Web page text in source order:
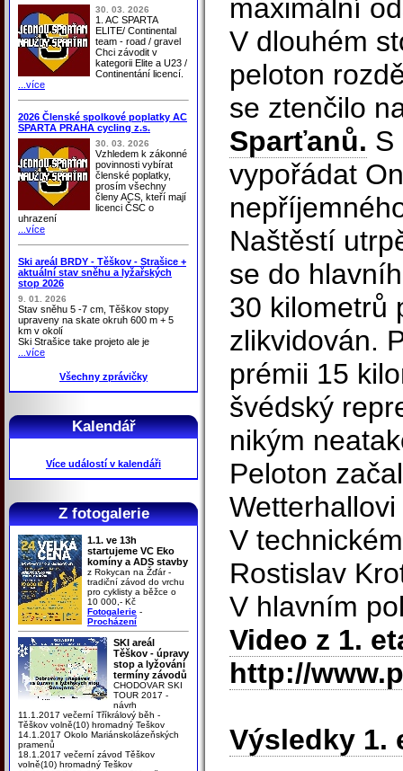
30. 03. 2026
1. AC SPARTA
ELITE/ Continental
team - road / gravel
Chci závodit v
kategorii Elite a U23 /
Continentání licencí.
...více
2026 Členské spolkové poplatky AC
SPARTA PRAHA cycling z.s.
30. 03. 2026
Vzhledem k zákonné
povinnosti vybírat
členské poplatky,
prosím všechny
členy ACS, kteří mají
licenci ČSC o
uhrazení
...více
Ski areál BRDY - Těškov - Strašice +
aktuální stav sněhu a lyžařských
stop 2026
9. 01. 2026
Stav sněhu 5 -7 cm, Těškov stopy
upraveny na skate okruh 600 m + 5
km v okolí
Ski Strašice take projeto ale je
...více
Všechny zprávičky
Kalendář
Více událostí v kalendáři
Z fotogalerie
1.1. ve 13h
startujeme VC Eko
komíny a ADS stavby
z Rokycan na Žďár -
tradiční závod do vrchu
pro cyklisty a běžce o
10 000,- Kč
Fotogalerie -
Procházení
SKI areál
Těškov - úpravy
stop a lyžování
termíny závodů
CHODOVAR SKI
TOUR 2017 -
návrh
11.1.2017 večerní Tříkrálový běh -
Těškov volně(10) hromadný Teškov
14.1.2017 Okolo Mariánskolázeňských
pramenů
18.1.2017 večerní závod Těškov
volně(10) hromadný Teškov
maximální
V dlouhém
peloton
se ztenčilo
Sparťanů. S
vypořádat
Naštěstí
se do
30 kilometrů
zlikvidován.
prémii 15
švédský
nikým
Peloton
V
Rostislav
V hlavním
Video z 1.
http://
Výsledky 1.